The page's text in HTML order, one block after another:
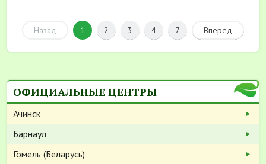
Назад 1 2 3 4 7 Вперед
ОФИЦИАЛЬНЫЕ ЦЕНТРЫ
Ачинск
Барнаул
Гомель (Беларусь)